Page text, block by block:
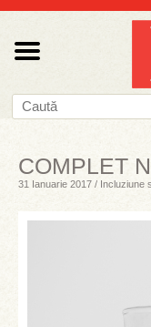
COMPLET
31 Ianuarie 2017 / Incluziune